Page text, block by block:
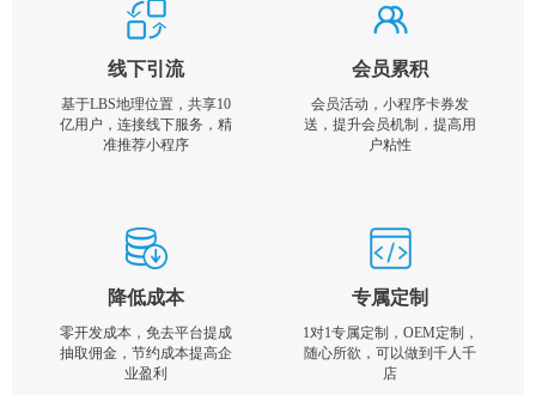
线下引流
基于LBS地理位置，共享10
亿用户，连接线下服务，精
准推荐小程序
会员累积
会员活动，小程序卡券发
送，提升会员机制，提高用
户粘性
降低成本
零开发成本，免去平台提成
抽取佣金，节约成本提高企
业盈利
专属定制
1对1专属定制，OEM定制，
随心所欲，可以做到千人千
店